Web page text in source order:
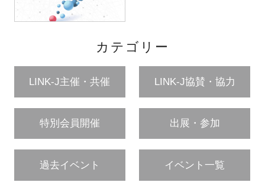
カテゴリー
LINK-J主催・共催 LINK-J協賛・協力
特別会員開催 出展・参加
過去イベント イベント一覧